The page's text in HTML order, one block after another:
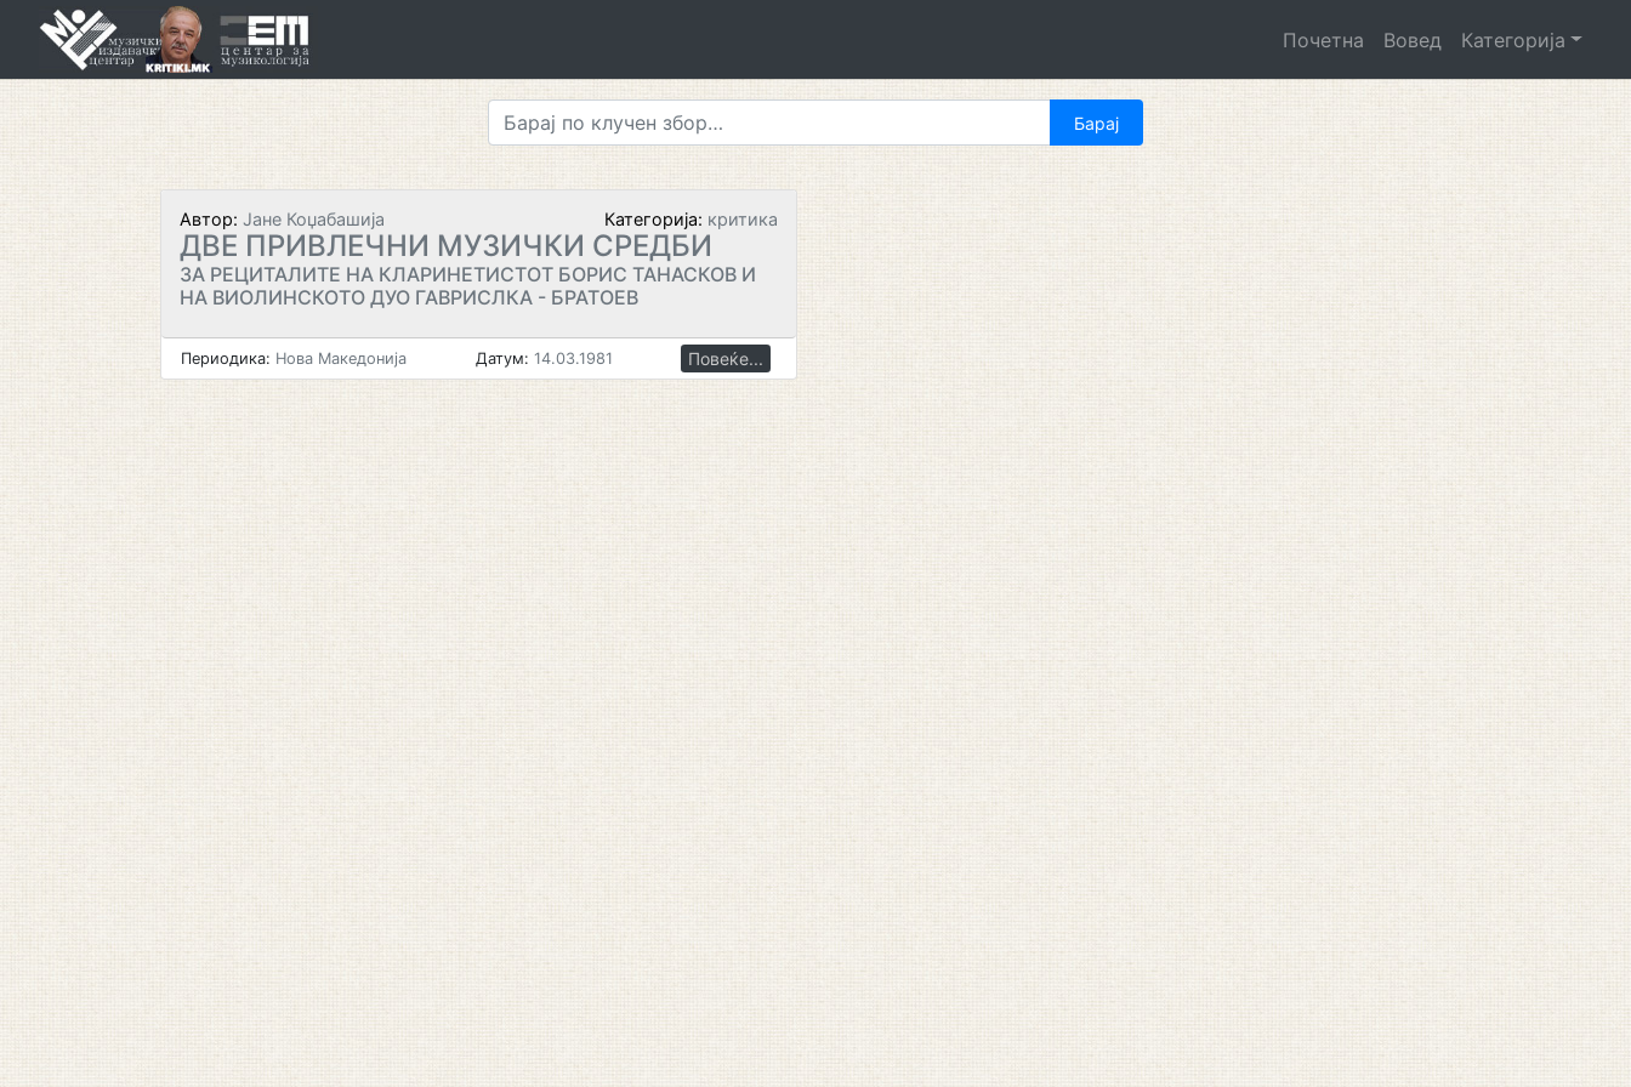
Почетна Вовед Категорија
Автор: Јане Коџабашија Категорија: критика
ДВЕ ПРИВЛЕЧНИ МУЗИЧКИ СРЕДБИ
ЗА РЕЦИТАЛИТЕ НА КЛАРИНЕТИСТОТ БОРИС ТАНАСКОВ И
НА ВИОЛИНСКОТО ДУО ГАВРИСЛКА - БРАТОЕВ
Периодика: Нова Македонија Датум: 14.03.1981 Повеќе...